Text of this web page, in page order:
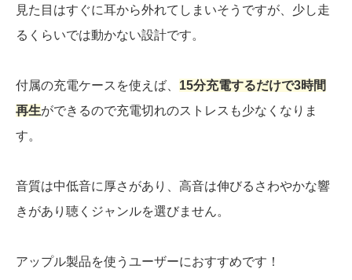
見た目はすぐに耳から外れてしまいそうですが、少し走
るくらいでは動かない設計です。
付属の充電ケースを使えば、 15分充電するだけで3時間
再生ができるので充電切れのストレスも少なくなりま
す。
音質は中低音に厚さがあり、高音は伸びるさわやかな響
きがあり聴くジャンルを選びません。
アップル製品を使うユーザーにおすすめです！